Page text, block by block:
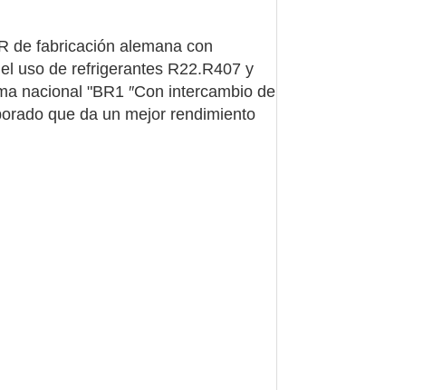
de fabricación alemana con
uso de refrigerantes R22.R407 y
nacional "BR1 ′′Con intercambio de
que da un mejor rendimiento